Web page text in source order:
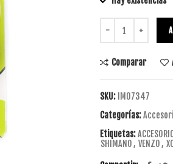
Comparar
SKU: IM07347
Categorías:
Etiquetas:
SHIMANO, VENZO,